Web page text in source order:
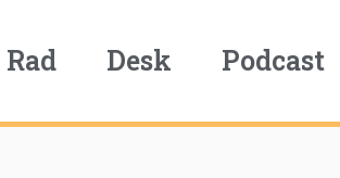
Rad Desk Podcast